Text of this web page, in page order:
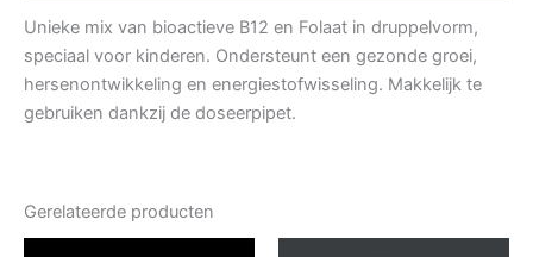
Unieke mix van bioactieve B12 en Folaat in druppelvorm,
speciaal voor kinderen. Ondersteunt een gezonde groei,
hersenontwikkeling en energiestofwisseling. Makkelijk te
gebruiken dankzij de doseerpipet.
Gerelateerde producten